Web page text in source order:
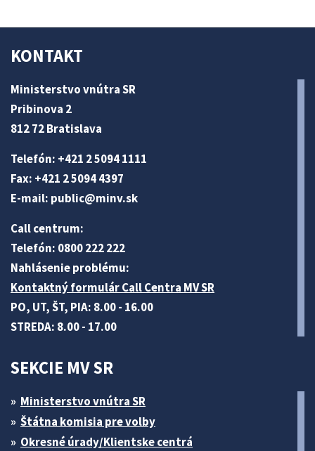
KONTAKT
Ministerstvo vnútra SR
Pribinova 2
812 72 Bratislava
Telefón: +421 2 5094 1111
Fax: +421 2 5094 4397
E-mail: public@minv.sk
Call centrum:
Telefón: 0800 222 222
Nahlásenie problému:
Kontaktný formulár Call Centra MV SR
PO, UT, ŠT, PIA: 8.00 - 16.00
STREDA: 8.00 - 17.00
SEKCIE MV SR
Ministerstvo vnútra SR
Štátna komisia pre volby
Okresné úrady/Klientske centrá